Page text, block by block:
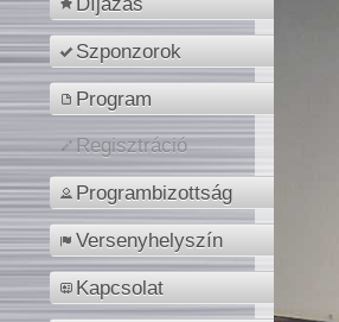
Szponzorok
Program
Regisztráció
Programbizottság
Versenyhelyszín
Kapcsolat